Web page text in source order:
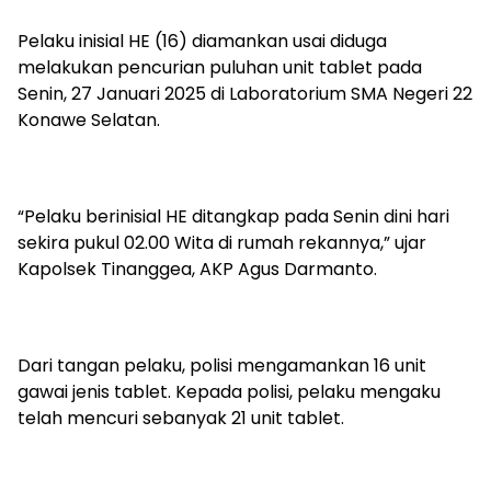
Pelaku inisial HE (16) diamankan usai diduga
melakukan pencurian puluhan unit tablet pada
Senin, 27 Januari 2025 di Laboratorium SMA Negeri 22
Konawe Selatan.
“Pelaku berinisial HE ditangkap pada Senin dini hari
sekira pukul 02.00 Wita di rumah rekannya,” ujar
Kapolsek Tinanggea, AKP Agus Darmanto.
Dari tangan pelaku, polisi mengamankan 16 unit
gawai jenis tablet. Kepada polisi, pelaku mengaku
telah mencuri sebanyak 21 unit tablet.